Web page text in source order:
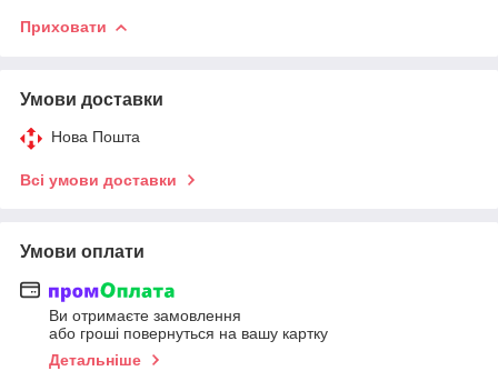
Приховати
Умови доставки
Нова Пошта
Всі умови доставки
Умови оплати
Ви отримаєте замовлення
або гроші повернуться на вашу картку
Детальніше